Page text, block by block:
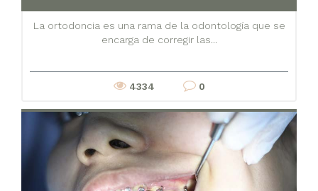
La ortodoncia es una rama de la odontología que se
encarga de corregir las...
4334 0